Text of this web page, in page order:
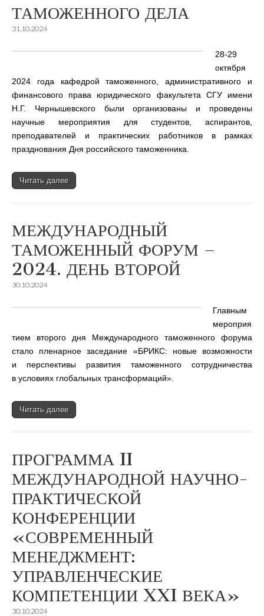
ТАМОЖЕННОГО ДЕЛА
31.10.2024
28-29
октября
2024 года кафедрой таможенного, административного и
финансового права юридического факультета СГУ имени
Н.Г. Чернышевского были организованы и проведены
научные мероприятия для студентов, аспирантов,
преподавателей и практических работников в рамках
празднования Дня российского таможенника.
Читать далее
МЕЖДУНАРОДНЫЙ
ТАМОЖЕННЫЙ ФОРУМ –
2024. ДЕНЬ ВТОРОЙ
30.10.2024
Главным
мероприя
тием второго дня Международного таможенного форума
стало пленарное заседание «БРИКС: новые возможности
и перспективы развития таможенного сотрудничества
в условиях глобальных трансформаций».
Читать далее
ПРОГРАММА II
МЕЖДУНАРОДНОЙ НАУЧНО-
ПРАКТИЧЕСКОЙ
КОНФЕРЕНЦИИ
«СОВРЕМЕННЫЙ
МЕНЕДЖМЕНТ:
УПРАВЛЕНЧЕСКИЕ
КОМПЕТЕНЦИИ XXI ВЕКА»
30.10.2024